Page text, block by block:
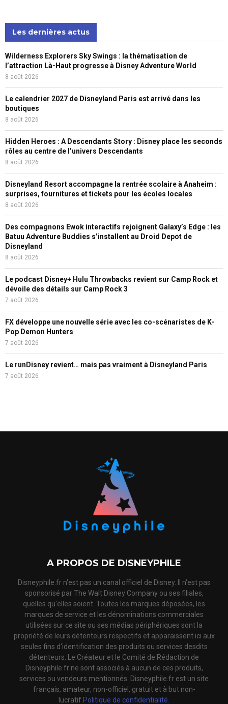
Les dernières actus
Wilderness Explorers Sky Swings : la thématisation de
l’attraction Là-Haut progresse à Disney Adventure World
8 août 2026
Le calendrier 2027 de Disneyland Paris est arrivé dans les
boutiques
8 août 2026
Hidden Heroes : A Descendants Story : Disney place les seconds
rôles au centre de l’univers Descendants
8 août 2026
Disneyland Resort accompagne la rentrée scolaire à Anaheim :
surprises, fournitures et tickets pour les écoles locales
8 août 2026
Des compagnons Ewok interactifs rejoignent Galaxy’s Edge : les
Batuu Adventure Buddies s’installent au Droid Depot de
Disneyland
8 août 2026
Le podcast Disney+ Hulu Throwbacks revient sur Camp Rock et
dévoile des détails sur Camp Rock 3
7 août 2026
FX développe une nouvelle série avec les co-scénaristes de K-
Pop Demon Hunters
7 août 2026
Le runDisney revient… mais pas vraiment à Disneyland Paris
7 août 2026
A PROPOS DE DISNEYPHILE
Disneyphile.fr n'est pas un canal officiel de Disney. Il n'est pas
sponsorisé par The Walt Disney Company ou ses filiales,
quelles qu'elles soient. Toutes les marques déposées, les
marques de service et les dénominations commerciales
utilisées sur ce site ou ses médias périphériques sont la
propriété de leurs détenteurs respectifs et apparaissent ici aux
seules fins d'identification des produits ou services desdits
détenteurs. Le Créateur et le Comité de Rédaction de
Disneyphile.fr ne sont associés à aucun de ces produits,
services ou vendeurs mentionnés. Disneyphile.fr est un site
français, amateur, non-officiel, gratuit et à but non-
lucratif. Politique de confidentialité.